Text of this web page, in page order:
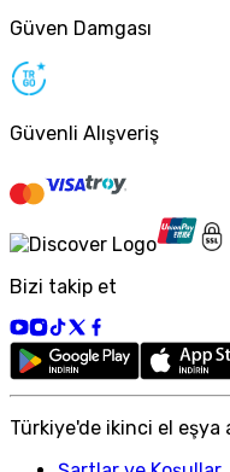
Güven Damgası
Güvenli Alışveriş
Bizi takip et
Türkiye'de ikinci el